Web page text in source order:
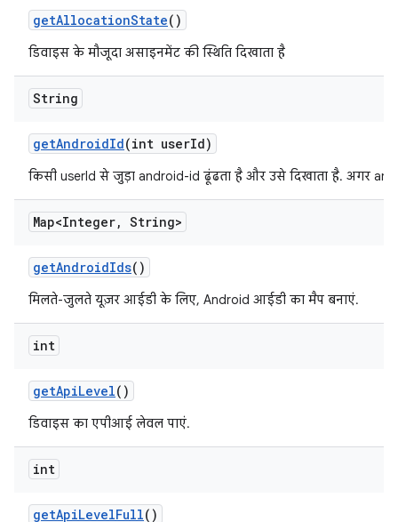
getAllocationState()
डिवाइस के मौजूदा असाइनमेंट की स्थिति दिखाता है
String
getAndroidId(int userId)
किसी userId से जुड़ा android-id ढूंढता है और उसे दिखाता है. अगर
Map<Integer, String>
getAndroidIds()
मिलते-जुलते यूज़र आईडी के लिए, Android आईडी का मैप बनाएं.
int
getApiLevel()
डिवाइस का एपीआई लेवल पाएं.
int
getApiLevelFull()